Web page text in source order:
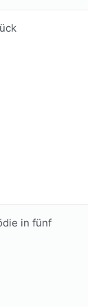
in fünf